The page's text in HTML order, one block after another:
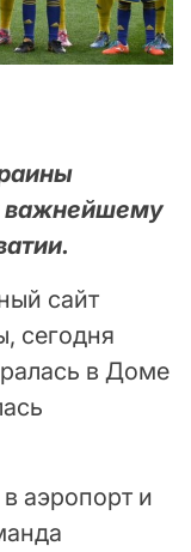
важнейшему
сайт
сегодня
в Доме
аэропорт и